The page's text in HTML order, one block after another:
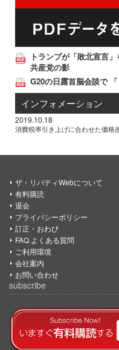
トランプが「敗北宣言
共産党の影
G20の日露首脳会談で
インフォメーション
2019.10.18
消費税率引き上げに合わせた価格
ザ・リバティWebについて
有料購読
退会
プライバシーポリシー
訂正・おわび
FAQ よくある質問
ご利用環境
会社案内
お問い合わせ
subscribe